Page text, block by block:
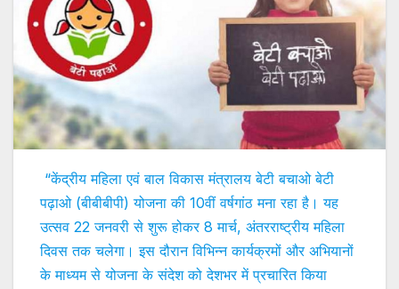
“केंद्रीय महिला एवं बाल विकास मंत्रालय बेटी बचाओ बेटी
पढ़ाओ (बीबीबीपी) योजना की 10वीं वर्षगांठ मना रहा है। यह
उत्सव 22 जनवरी से शुरू होकर 8 मार्च, अंतरराष्ट्रीय महिला
दिवस तक चलेगा। इस दौरान विभिन्न कार्यक्रमों और अभियानों
के माध्यम से योजना के संदेश को देशभर में प्रचारित किया